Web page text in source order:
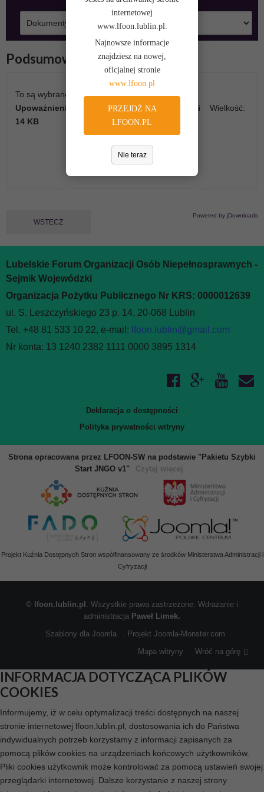
Podsumowanie
To są wybrane przez Ciebie pliki do pobrania
Upoważnienie do reprezentowania organizacji Wielkość:
14 KB
Pobierz
WSTECZ
Powered by jDownloads
Lubelskie Forum Organizacji Osób Niepełnosprawnych -
Sejmik Wojewódzki
Organizacja Pożytku Publicznego Nr KRS: 0000012639
ul. S. Leszczyńskiego 23 p. 14, 20-068 Lublin
Tel. +48 81 533 10 22, e-mail: lfoon.lublin@gmail.com
Nr konta: 13 1240 2382 1111 0000 3895 1314
Deklaracja o dostępności
Polityka prywatności witryny
Strona opracowana przez LFOON-SW na podstawie "Pakietu Szybki
Start JNGO v1"
Czytaj więcej
Projekt Kuźnia Dostępnych Stron współfinansowany ze środków Ministerstwa Administracji i
Cyfryzacji
© lfoon.lublin.pl . Wszystkie prawa zastrzeżone. Wdrażanie i
administracja Paweł Limek.
Szablony dla Joomla
. Projekt Joomla-Monster.com
Mapa witryny
Wróć na górę
INFORMACJA DOTYCZĄCA PLIKÓW
COOKIES
Informujemy, iż w celu optymalizacji treści dostępnych na naszej
stronie internetowej lfoon.lublin.pl, dostosowania ich do Państwa
indywidualnych potrzeb korzystamy z informacji zapisanych za
pomocą plików cookies na urządzeniach końcowych użytkowników.
Pliki cookies użytkownik może kontrolować za pomocą ustawień swojej
przeglądarki internetowej. Dalsze korzystanie z naszej strony
internetowej
www.lfoon.lublin.pl.
Najnowsze informacje
znajdziesz na nowej,
oficjalnej stronie
www.lfoon.pl
PRZEJDŹ NA
LFOON.PL
Nie teraz